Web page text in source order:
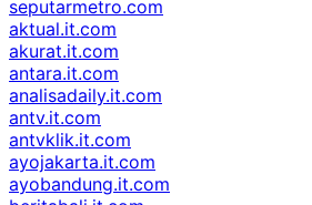
seputarmetro.com
aktual.it.com
akurat.it.com
antara.it.com
analisadaily.it.com
antv.it.com
antvklik.it.com
ayojakarta.it.com
ayobandung.it.com